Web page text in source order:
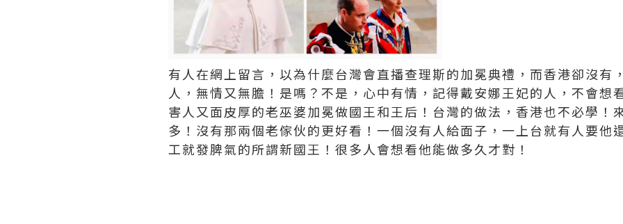
有人在網上留言，以為什麼台灣會直播查理斯的加冕典禮，而香港卻沒有
人，無情又無膽！是嗎？不是，心中有情，記得戴安娜王妃的人，不會想
害人又面皮厚的老巫婆加冕做國王和王后！台灣的做法，香港也不必學！
多！沒有那兩個老傢伙的更好看！一個沒有人給面子，一上台就有人要他
工就發脾氣的所謂新國王！很多人會想看他能做多久才對！